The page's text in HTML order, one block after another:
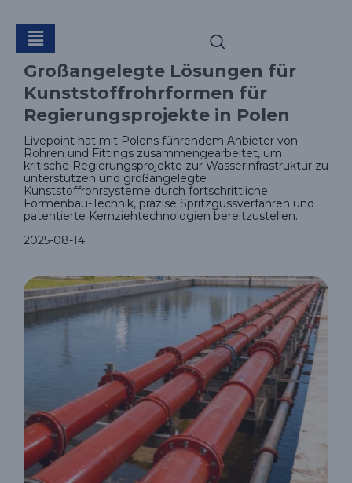
Großmaßstäbige
Kunststoffrohre für
Regierungsprojekte
in Polen
Großangelegte Lösungen für
Kunststoffrohrformen für
Regierungsprojekte in Polen
Livepoint hat mit Polens führendem Anbieter von
Rohren und Fittings zusammengearbeitet, um
kritische Regierungsprojekte zur Wasserinfrastruktur zu
unterstützen und großangelegte
Kunststoffrohrsysteme durch fortschrittliche
Formenbau-Technik, präzise Spritzgussverfahren und
patentierte Kernziehtechnologien bereitzustellen.
2025-08-14